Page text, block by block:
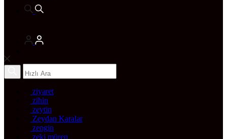
ziyaret
zihin
zeytin
Zeydan Karalar
zengin
zeki müren